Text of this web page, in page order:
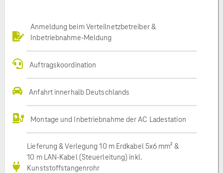
Anmeldung beim Verteilnetzbetreiber &
Inbetriebnahme-Meldung
Auftragskoordination
Anfahrt innerhalb Deutschlands
Montage und Inbetriebnahme der AC Ladestation
Lieferung & Verlegung 10 m Erdkabel 5x6 mm² &
10 m LAN-Kabel (Steuerleitung) inkl.
Kunststoffstangenrohr